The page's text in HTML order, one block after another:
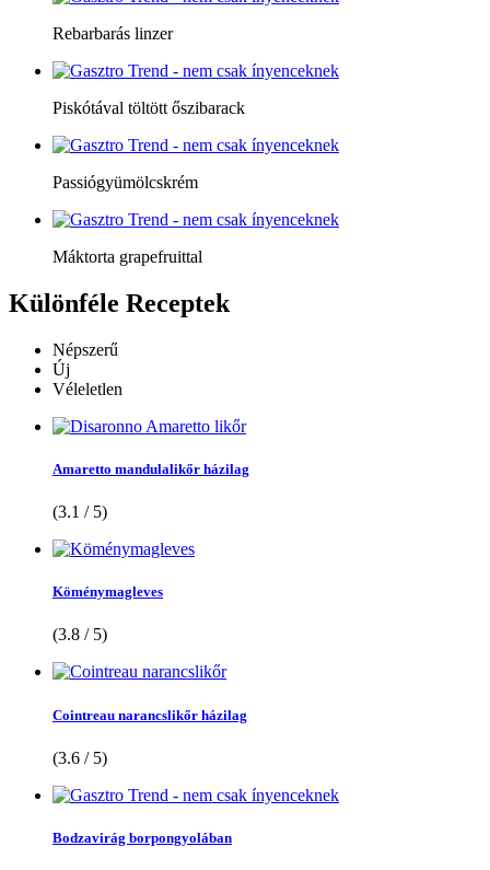
Rebarbarás linzer
Piskótával töltött őszibarack
Passiógyümölcskrém
Máktorta grapefruittal
Különféle Receptek
Népszerű
Új
Véleletlen
Amaretto mandulalikőr házilag
(3.1 / 5)
Köménymagleves
(3.8 / 5)
Cointreau narancslikőr házilag
(3.6 / 5)
Bodzavirág borpongyolában